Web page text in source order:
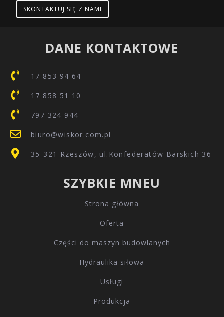
ciężkich ale w swojej ofercie ma również i kompaktowe
urządzenia.
Części do maszyn budowlanych: CAT,
SKONTAKTUJ SIĘ Z NAMI
797 324 944
biuro@wiskor.com.pl
35-321 Rzeszów, ul.Konfederatów Barskich 36
SZYBKIE MNEU